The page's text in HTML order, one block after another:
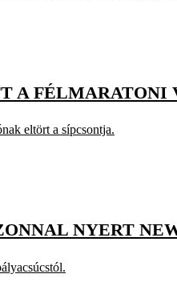
A FÉLMARATONI
eltört a sípcsontja.
NYERT